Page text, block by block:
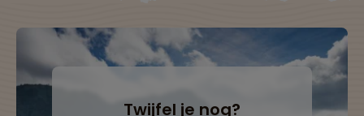
Twijfel je nog?